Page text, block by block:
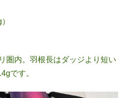
圏内。羽根長はダッジより短い
です。